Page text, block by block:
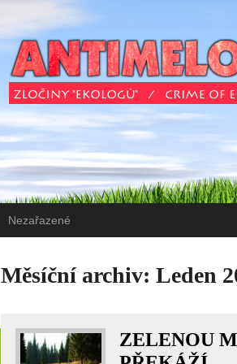
Nezařazené
Měsíční archiv: Leden
ZELENOU